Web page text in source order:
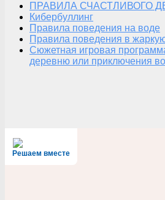
ПРАВИЛА СЧАСТЛИВОГО
Кибербуллинг
Правила поведения на воде
Правила поведения в
Сюжетная игровая
деревню или приключения
Решаем вместе